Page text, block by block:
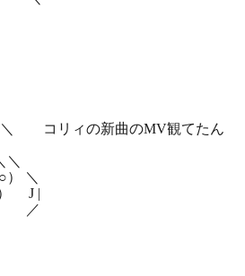
の新曲のMV観てたん
＼
J |
／